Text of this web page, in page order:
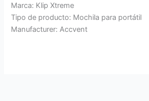
Marca: Klip Xtreme
Tipo de producto: Mochila para portátil
Manufacturer: Accvent